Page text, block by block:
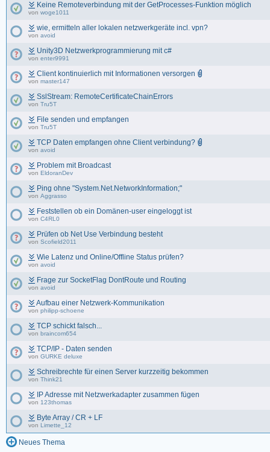
Keine Remoteverbindung mit der GetProcesses-Funktion möglich
von woge1011
wie, ermitteln aller lokalen netzwerkgeräte incl. vpn?
von avoid
Unity3D Netzwerkprogrammierung mit c#
von enter9991
Client kontinuierlich mit Informationen versorgen
von master147
SslStream: RemoteCertificateChainErrors
von Tru5T
File senden und empfangen
von Tru5T
TCP Daten empfangen ohne Client verbindung?
von avoid
Problem mit Broadcast
von EldoranDev
Ping ohne "System.Net.NetworkInformation;"
von Aggrasso
Feststellen ob ein Domänen-user eingeloggt ist
von C4RL0
Prüfen ob Net Use Verbindung besteht
von Scofield2011
Wie Latenz und Online/Offline Status prüfen?
von avoid
Frage zur SocketFlag DontRoute und Routing
von avoid
Aufbau einer Netzwerk-Kommunikation
von philipp-schoene
TCP schickt falsch...
von braincom654
TCP/IP - Daten senden
von GURKE deluxe
Schreibrechte für einen Server kurzzeitig bekommen
von Think21
IP Adresse mit Netzwerkadapter zusammen fügen
von 123thomas
Byte Array / CR + LF
von Limette_12
Neues Thema